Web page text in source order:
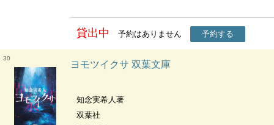
貸出中 予約はありません 予約する
30
ヨモツイクサ 双葉文庫
知念実希人著
双葉社